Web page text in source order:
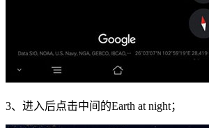
3、进入后点击中间的Earth at night；